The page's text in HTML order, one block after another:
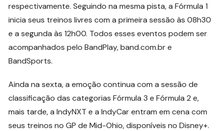
respectivamente. Seguindo na mesma pista, a Fórmula 1
inicia seus treinos livres com a primeira sessão às 08h30
e a segunda às 12h00. Todos esses eventos podem ser
acompanhados pelo BandPlay, band.com.br e
BandSports.
Ainda na sexta, a emoção continua com a sessão de
classificação das categorias Fórmula 3 e Fórmula 2 e,
mais tarde, a IndyNXT e a IndyCar entram em cena com
seus treinos no GP de Mid-Ohio, disponíveis no Disney+.